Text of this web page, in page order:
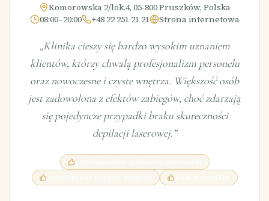
Komorowska 2/lok.4, 05-800 Pruszków, Polska
08:00–20:00
+48 22 251 21 21 Strona internetowa
„Klinika cieszy się bardzo wysokim uznaniem
klientów, którzy chwalą profesjonalizm personelu
oraz nowoczesne i czyste wnętrza. Większość osób
jest zadowolona z efektów zabiegów, choć zdarzają
się pojedyncze przypadki braku skuteczności
depilacji laserowej.”
profesjonalne podejście personelu
nowoczesne i czyste wnętrza
miła atmosfera